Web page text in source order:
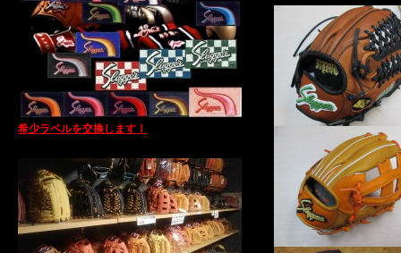
希少ラベルを交換します！